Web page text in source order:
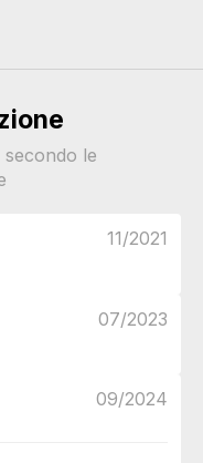
le
11/2021
07/2023
09/2024